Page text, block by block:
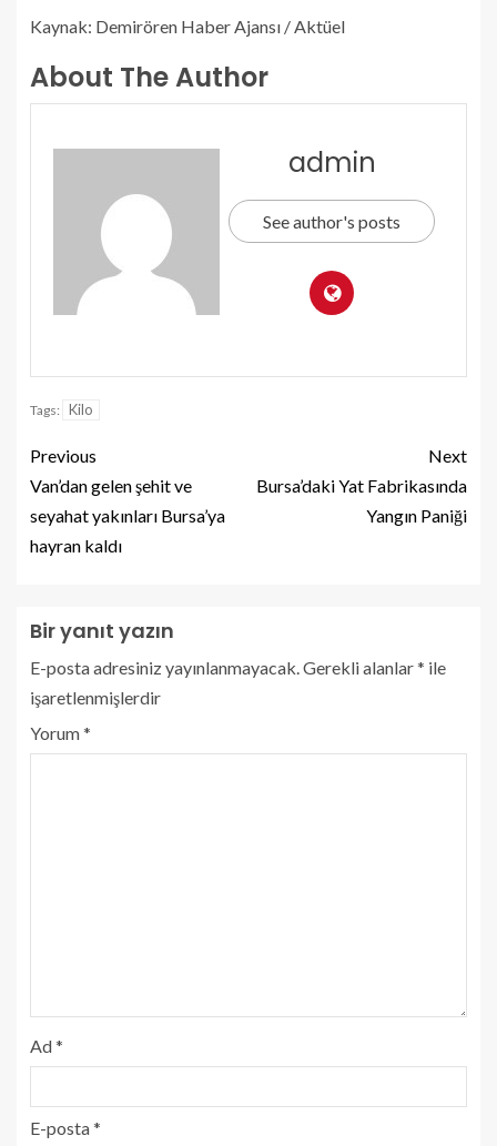
Kaynak: Demirören Haber Ajansı / Aktüel
About The Author
admin
See author's posts
Tags: Kilo
Previous
Van’dan gelen şehit ve
seyahat yakınları Bursa’ya
hayran kaldı
Next
Bursa’daki Yat Fabrikasında
Yangın Paniği
Bir yanıt yazın
E-posta adresiniz yayınlanmayacak.Gerekli alanlar* ile
işaretlenmişlerdir
Yorum*
Ad*
E-posta*